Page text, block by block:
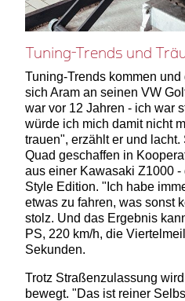
Tuning-Trends und
Tuning-Trends kommen
sich Aram an seinen VW
war vor 12 Jahren - ich war
würde ich mich damit nicht
trauen", erzählt er und
Quad geschaffen in
aus einer Kawasaki Z1000
Style Edition. "Ich habe
etwas zu fahren, was sonst
stolz. Und das Ergebnis
PS, 220 km/h, die
Sekunden.
Trotz Straßenzulassung
bewegt. "Das ist reiner